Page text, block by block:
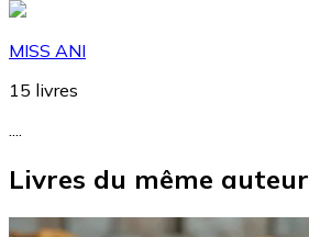
MISS ANI
15 livres
Livres du même auteur